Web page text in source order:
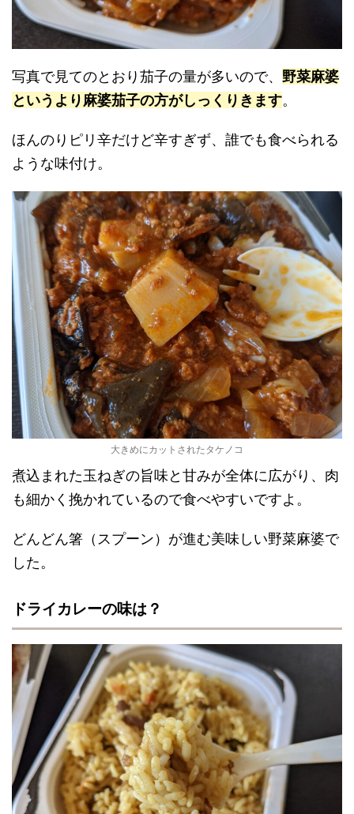
写真で見てのとおり茄子の量が多いので、 野菜麻婆
というより麻婆茄子の方がしっくりきます。
ほんのりピリ辛だけど辛すぎず、誰でも食べられる
ような味付け。
大きめにカットされたタケノコ
煮込まれた玉ねぎの旨味と甘みが全体に広がり、肉
も細かく挽かれているので食べやすいですよ。
どんどん箸（スプーン）が進む美味しい野菜麻婆で
した。
ドライカレーの味は？